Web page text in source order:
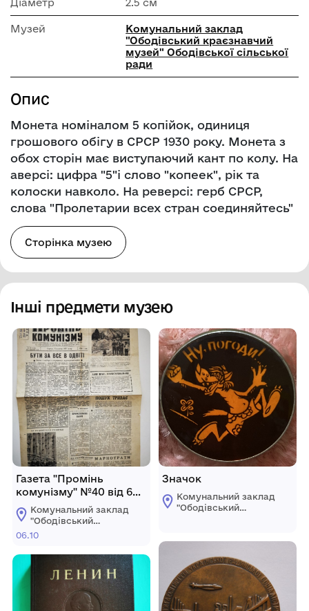
Музей
Комунальний заклад
"Ободівський краєзнавчий
музей" Ободівської сільської
ради
Опис
Монета номіналом 5 копійок, одиниця
грошового обігу в СРСР 1930 року. Монета з
обох сторін має виступаючий кант по колу. На
аверсі: цифра "5"і слово "копеек", рік та
колоски навколо. На реверсі: герб СРСР,
слова "Пролетарии всех стран соединяйтесь"
Сторінка музею
Інші предмети музею
Газета "Промінь
комунізму" №40 від 6
жовтня 1971 року
Комунальний заклад
"Ободівський
краєзнавчий музей"
сільської ради
06.10
Значок
Комунальний заклад
"Ободівський
сільської ради